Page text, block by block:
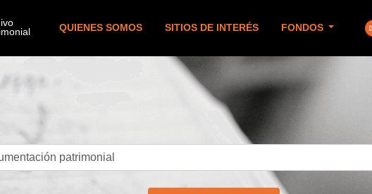
QUIENES SOMOS SITIOS DE INTERÉS FONDOS